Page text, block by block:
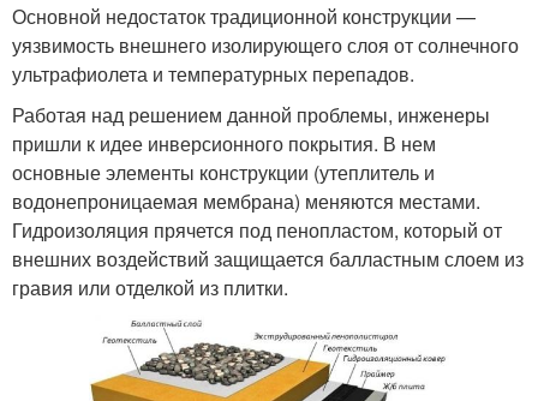
Основной недостаток традиционной конструкции —
уязвимость внешнего изолирующего слоя от солнечного
ультрафиолета и температурных перепадов.
Работая над решением данной проблемы, инженеры
пришли к идее инверсионного покрытия. В нем
основные элементы конструкции (утеплитель и
водонепроницаемая мембрана) меняются местами.
Гидроизоляция прячется под пенопластом, который от
внешних воздействий защищается балластным слоем из
гравия или отделкой из плитки.